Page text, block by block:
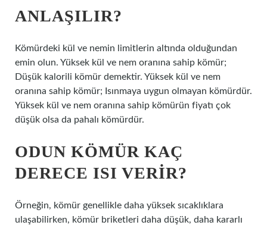
ANLAŞILIR?
Kömürdeki kül ve nemin limitlerin altında olduğundan
emin olun. Yüksek kül ve nem oranına sahip kömür;
Düşük kalorili kömür demektir. Yüksek kül ve nem
oranına sahip kömür; Isınmaya uygun olmayan kömürdür.
Yüksek kül ve nem oranına sahip kömürün fiyatı çok
düşük olsa da pahalı kömürdür.
ODUN KÖMÜR KAÇ
DERECE ISI VERIR?
Örneğin, kömür genellikle daha yüksek sıcaklıklara
ulaşabilirken, kömür briketleri daha düşük, daha kararlı